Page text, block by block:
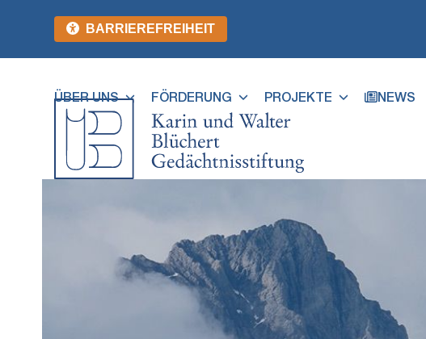
BARRIEREFREIHEIT
ÜBER UNS FÖRDERUNG PROJEKTE NEWS